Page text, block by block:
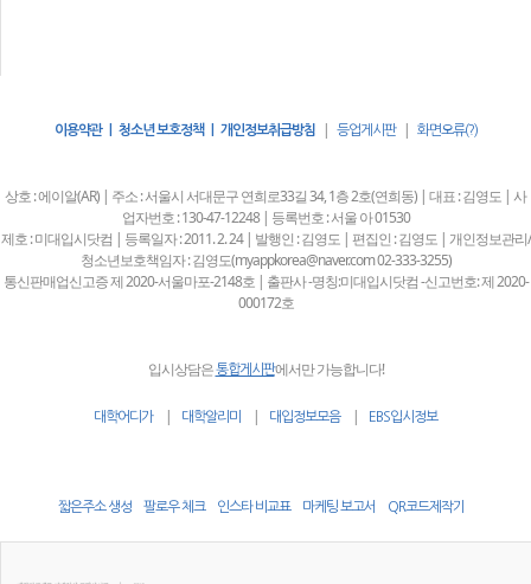
이용약관 | 청소년 보호정책 | 개인정보취급방침| 등업게시판| 화면오류(?)
상호 : 에이알(AR) | 주소 : 서울시 서대문구 연희로33길 34, 1층 2호(연희동) | 대표 : 김영도 | 사
업자번호 : 130-47-12248 | 등록번호 : 서울 아 01530
제호 : 미대입시닷컴 | 등록일자 : 2011. 2. 24 | 발행인 : 김영도 | 편집인 : 김영도 | 개인정보관리/
청소년보호책임자 : 김영도(myappkorea@naver.com 02-333-3255)
통신판매업신고증 제 2020-서울마포-2148호 | 출판사 -명칭:미대입시닷컴 -신고번호: 제 2020-
000172호
입시상담은통합게시판에서만 가능합니다!
대학어디가| 대학알리미 | 대입정보모음| EBS입시정보
짧은주소 생성 팔로우 체크 인스타 비교표 마케팅 보고서 QR코드제작기